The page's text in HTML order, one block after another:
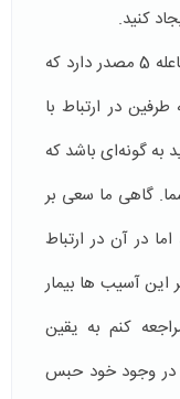
کنید.
» مصدر باب مفاعله است ، باب مفاعله 5 مصدر دارد که
در ارتباط با
به گونه‌ای باشد که
گاهی ما سعی بر
در آن در ارتباط
این آسیب ها بیمار
کنم به یقین
در وجود خود حبس